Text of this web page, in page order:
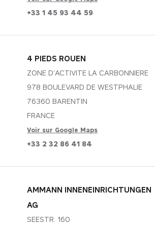
+33 1 45 93 44 59
4 PIEDS ROUEN
ZONE D'ACTIVITE LA CARBONNIERE
978 BOULEVARD DE WESTPHALIE
76360 BARENTIN
FRANCE
Voir sur Google Maps
+33 2 32 86 41 84
AMMANN INNENEINRICHTUNGEN
AG
SEESTR. 160
pouvez
mobitec.be
d'éviter de
qui peuvent être
elles
et comment les
d'analyse du
Accepter tout